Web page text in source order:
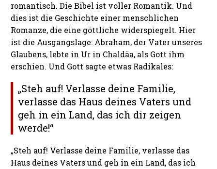
romantisch. Die Bibel ist voller Romantik. Und
dies ist die Geschichte einer menschlichen
Romanze, die eine göttliche widerspiegelt. Hier
ist die Ausgangslage: Abraham, der Vater unseres
Glaubens, lebte in Ur in Chaldäa, als Gott ihm
erschien. Und Gott sagte etwas Radikales:
„Steh auf! Verlasse deine Familie,
verlasse das Haus deines Vaters und
geh in ein Land, das ich dir zeigen
werde!“
„Steh auf! Verlasse deine Familie, verlasse das
Haus deines Vaters und geh in ein Land, das ich